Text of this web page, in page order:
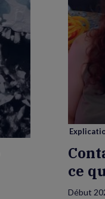
ce
Début